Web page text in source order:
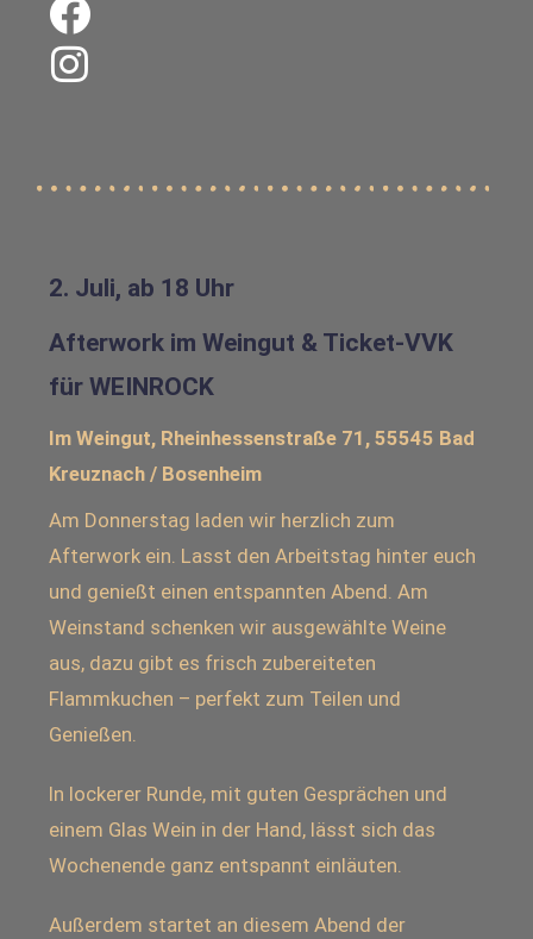
2. Juli, ab 18 Uhr
Afterwork im Weingut & Ticket-VVK
für WEINROCK
Im Weingut, Rheinhessenstraße 71, 55545 Bad
Kreuznach / Bosenheim
Am Donnerstag laden wir herzlich zum
Afterwork ein. Lasst den Arbeitstag hinter euch
und genießt einen entspannten Abend. Am
Weinstand schenken wir ausgewählte Weine
aus, dazu gibt es frisch zubereiteten
Flammkuchen – perfekt zum Teilen und
Genießen.
In lockerer Runde, mit guten Gesprächen und
einem Glas Wein in der Hand, lässt sich das
Wochenende ganz entspannt einläuten.
Außerdem startet an diesem Abend der